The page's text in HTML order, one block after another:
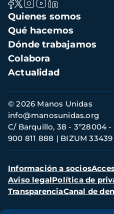
Navegación
principal
Quienes somos
Qué hacemos
Dónde trabajamos
Colabora
Actualidad
Información
de
contacto
© 2026 Manos Unidas
C/ Barquillo, 38 - 3º28004
900 811 888
BIZUM 33439
info@manosunidas.org
Menú
secundario
Información a socios
Aviso legalPolítica de
TransparenciaCanal de